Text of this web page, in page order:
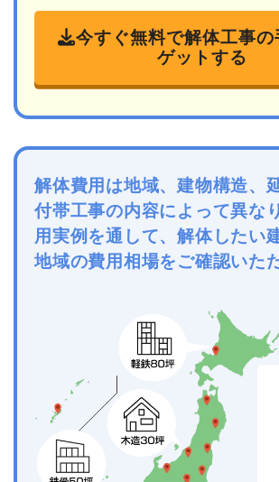
今すぐ無料で解体工事の
ゲットする
解体費用は地域、建物構造、
付帯工事の内容によって異な
用実例を通して、解体したい
地域の費用相場をご確認いた